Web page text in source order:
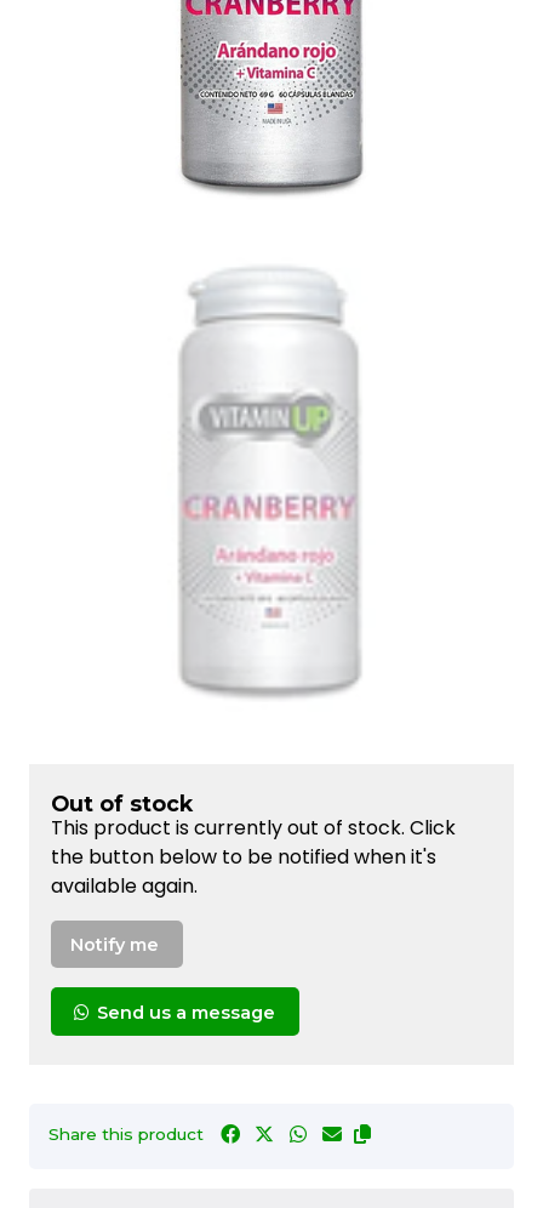
Out of stock
This product is currently out of stock. Click
the button below to be notified when it's
available again.
Notify me
Send us a message
Share this product